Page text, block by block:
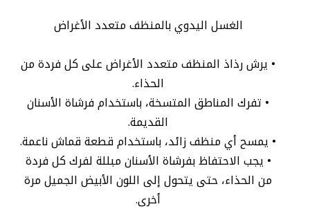
الغسل اليدوي بالمنظف متعدد الأغراض
• يرش رذاذ المنظف متعدد الأغراض على كل فردة من
الحذاء.
• تفرك المناطق المتسخة، باستخدام فرشاة الأسنان
القديمة.
• يمسح أي منظف زائد، باستخدام قطعة قماش ناعمة.
• يجب الاحتفاظ بفرشاة الأسنان مبللة لفرك كل فردة
من الحذاء، حتى يتحول إلى اللون الأبيض الجميل مرة
أخرى.